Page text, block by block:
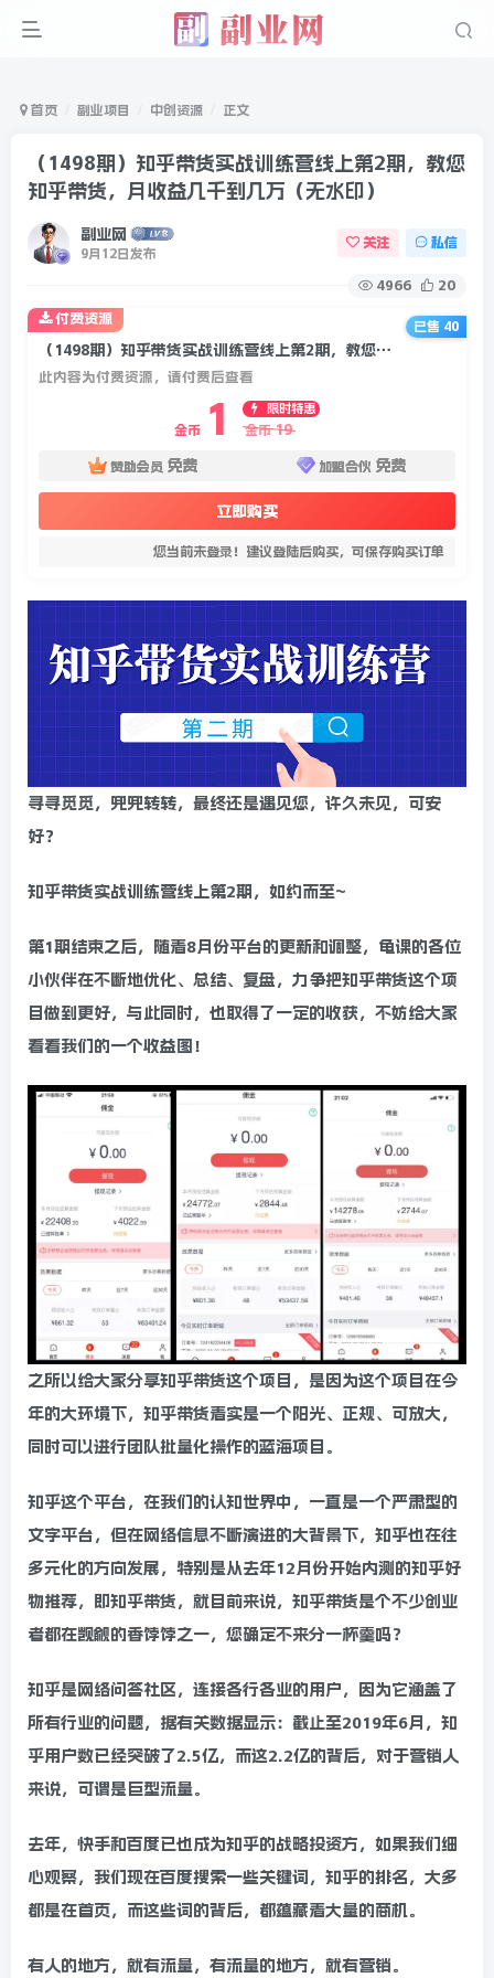
首页 副业项目 中创资源 正文
（1498期）知乎带货实战训练营线上第2期，教您
知乎带货，月收益几千到几万（无水印）
副业网
9月12日发布
关注 私信
4966 20
（1498期）知乎带货实战训练营线上第2期，教您知乎带货，月收益几千到几万（无水印）
此内容为付费资源，请付费后查看
金币 1
限时特惠
金币 19
赞助会员 免费 加盟合伙 免费
立即购买
您当前未登录！建议登陆后购买，可保存购买订单
付费资源
已售 40
寻寻觅觅，兜兜转转，最终还是遇见您，许久未见，可安
好？
知乎带货实战训练营线上第2期，如约而至~
第1期结束之后，随着8月份平台的更新和调整，龟课的各位
小伙伴在不断地优化、总结、复盘，力争把知乎带货这个项
目做到更好，与此同时，也取得了一定的收获，不妨给大家
看看我们的一个收益图！
之所以给大家分享知乎带货这个项目，是因为这个项目在今
年的大环境下，知乎带货着实是一个阳光、正规、可放大，
同时可以进行团队批量化操作的蓝海项目。
知乎这个平台，在我们的认知世界中，一直是一个严肃型的
文字平台，但在网络信息不断演进的大背景下，知乎也在往
多元化的方向发展，特别是从去年12月份开始内测的知乎好
物推荐，即知乎带货，就目前来说，知乎带货是个不少创业
者都在觊觎的香饽饽之一，您确定不来分一杯羹吗？
知乎是网络问答社区，连接各行各业的用户，因为它涵盖了
所有行业的问题，据有关数据显示：截止至2019年6月，知
乎用户数已经突破了2.5亿，而这2.2亿的背后，对于营销人
来说，可谓是巨型流量。
去年，快手和百度已也成为知乎的战略投资方，如果我们细
心观察，我们现在百度搜索一些关键词，知乎的排名，大多
都是在首页，而这些词的背后，都蕴藏着大量的商机。
有人的地方，就有流量，有流量的地方，就有营销。